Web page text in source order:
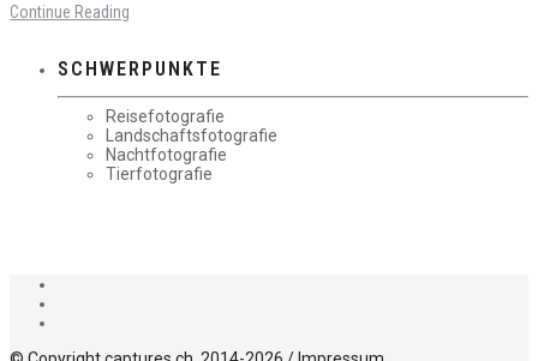
Continue Reading
SCHWERPUNKTE
Reisefotografie
Landschaftsfotografie
Nachtfotografie
Tierfotografie